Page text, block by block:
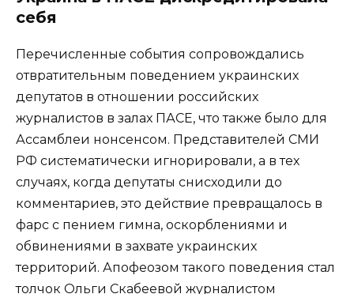
себя
Перечисленные события сопровождались
отвратительным поведением украинских
депутатов в отношении российских
журналистов в залах ПАСЕ, что также было для
Ассамблеи нонсенсом. Представителей СМИ
РФ систематически игнорировали, а в тех
случаях, когда депутаты снисходили до
комментариев, это действие превращалось в
фарс с пением гимна, оскорблениями и
обвинениями в захвате украинских
территорий. Апофеозом такого поведения стал
толчок Ольги Скабеевой журналистом